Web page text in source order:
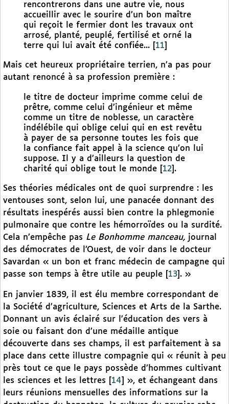
rencontrerons dans une autre vie, nous
accueillir avec le sourire d’un bon maître
qui reçoit le fermier dont les travaux ont
arrosé, planté, peuplé, fertilisé et orné la
terre qui lui avait été confiée...
11
Mais cet heureux propriétaire terrien, n’a pas pour
autant renoncé à sa profession première :
le titre de docteur imprime comme celui de
prêtre, comme celui d’ingénieur et même
comme un titre de noblesse, un caractère
indélébile qui oblige celui qui en est revêtu
à payer de sa personne toutes les fois que
la confiance fait appel à la science qu’on lui
suppose. Il y a d’ailleurs la question de
charité qui oblige tout le monde
12 .
Ses théories médicales ont de quoi surprendre : les
ventouses sont, selon lui, une panacée donnant des
résultats inespérés aussi bien contre la phlegmonie
pulmonaire que contre les hémorroïdes ou la surdité.
Cela n’empêche pas Le Bonhomme manceau, journal
des démocrates de l’Ouest, de voir dans le docteur
Savardan « un bon et franc médecin de campagne qui
passe son temps à être utile au peuple
13 . »
En janvier 1839, il est élu membre correspondant de
la Société d’agriculture, Sciences et Arts de la Sarthe.
Donnant un avis éclairé sur l’éducation des vers à
soie ou faisant don d’une médaille antique
découverte dans ses champs, il est parfaitement à sa
place dans cette illustre compagnie qui « réunit à peu
près tout ce que le pays possède d’hommes cultivant
les sciences et les lettres
14
», et échangeant dans
leurs réunions mensuelles des informations sur la